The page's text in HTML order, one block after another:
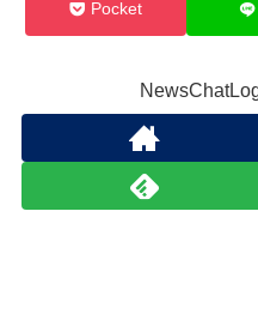
Pocket